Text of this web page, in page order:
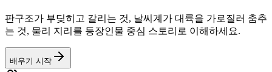
판구조가 부딪히고 갈리는 것, 날씨계가 대륙을 가로질러 춤추
는 것, 물리 지리를 등장인물 중심 스토리로 이해하세요.
배우기 시작